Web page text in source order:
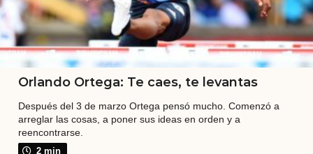
Orlando Ortega: Te caes, te levantas
Después del 3 de marzo Ortega pensó mucho. Comenzó a
arreglar las cosas, a poner sus ideas en orden y a
reencontrarse.
2 min